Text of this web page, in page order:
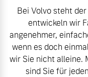
Service by
Bei Volvo steht
entwickeln wir
angenehmer,
wenn es doch
wir Sie nicht alleine.
sind Sie für